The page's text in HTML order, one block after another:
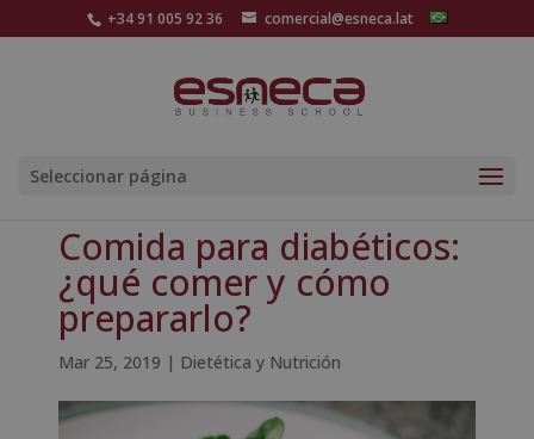
+34 91 005 92 36 comercial@esneca.lat
Seleccionar página
Comida para diabéticos:
¿qué comer y cómo
prepararlo?
Mar 25, 2019 | Dietética y Nutrición